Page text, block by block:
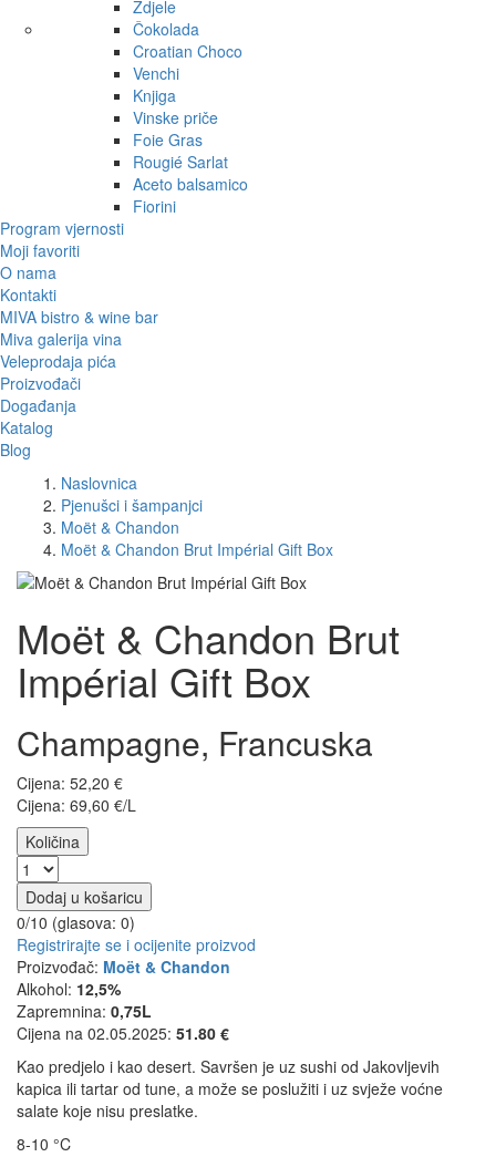
Zdjele
Čokolada
Croatian Choco
Venchi
Knjiga
Vinske priče
Foie Gras
Rougié Sarlat
Aceto balsamico
Fiorini
Program vjernosti
Moji favoriti
O nama
Kontakti
MIVA bistro & wine bar
Miva galerija vina
Veleprodaja pića
Proizvođači
Događanja
Katalog
Blog
Naslovnica
Pjenušci i šampanjci
Moët & Chandon
Moët & Chandon Brut Impérial Gift Box
Moët & Chandon Brut
Impérial Gift Box
Champagne, Francuska
Cijena: 52,20 €
Cijena: 69,60 €/L
Količina
Dodaj u košaricu
0/10 (glasova: 0)
Registrirajte se i ocijenite proizvod
Proizvođač: Moët & Chandon
Alkohol: 12,5%
Zapremnina: 0,75L
Cijena na 02.05.2025: 51.80 €
Kao predjelo i kao desert. Savršen je uz sushi od Jakovljevih
kapica ili tartar od tune, a može se poslužiti i uz svježe voćne
salate koje nisu preslatke.
8-10 °C